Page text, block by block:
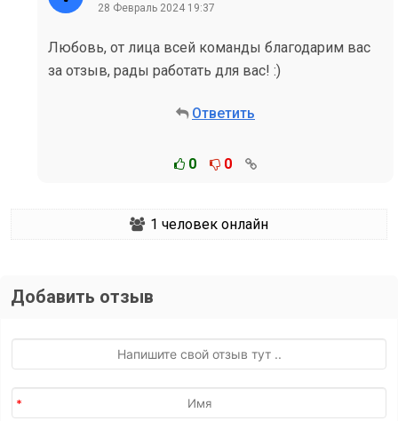
28 Февраль 2024 19:37
Любовь, от лица всей команды благодарим вас
за отзыв, рады работать для вас! :)
Ответить
0 0
1 человек онлайн
Добавить отзыв